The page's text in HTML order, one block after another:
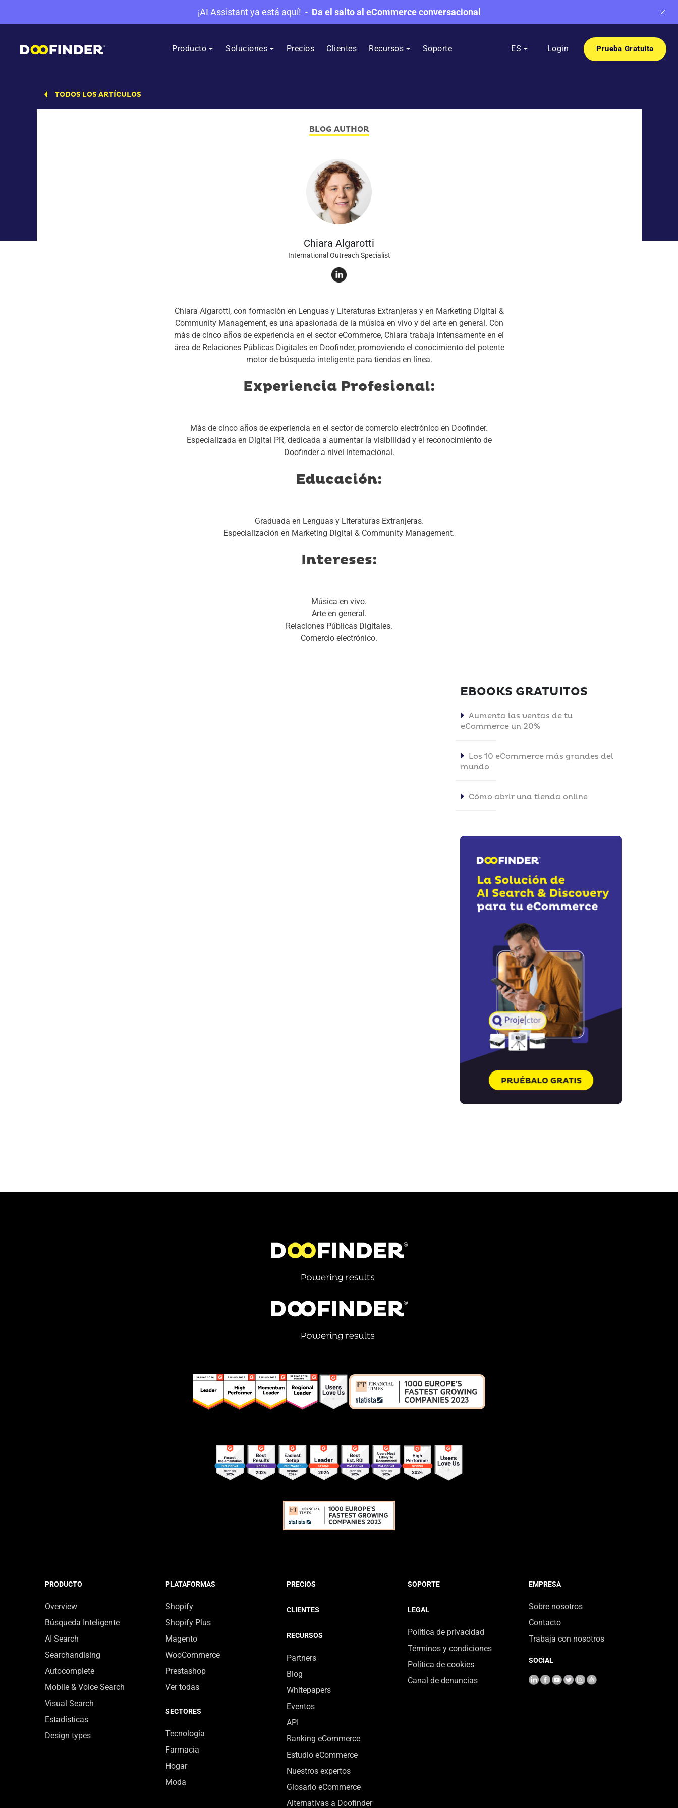
¡AI Assistant ya está aquí! - Da el salto al eCommerce conversacional
Producto Soluciones Precios Clientes Recursos Soporte ES Login Prueba Gratuita
TODOS LOS ARTÍCULOS
BLOG AUTHOR
Chiara Algarotti
International Outreach Specialist
Chiara Algarotti, con formación en Lenguas y Literaturas Extranjeras y en Marketing Digital &
Community Management, es una apasionada de la música en vivo y del arte en general. Con
más de cinco años de experiencia en el sector eCommerce, Chiara trabaja intensamente en el
área de Relaciones Públicas Digitales en Doofinder, promoviendo el conocimiento del potente
motor de búsqueda inteligente para tiendas en línea.
Experiencia Profesional:
Más de cinco años de experiencia en el sector de comercio electrónico en Doofinder.
Especializada en Digital PR, dedicada a aumentar la visibilidad y el reconocimiento de
Doofinder a nivel internacional.
Educación:
Graduada en Lenguas y Literaturas Extranjeras.
Especialización en Marketing Digital & Community Management.
Intereses:
Música en vivo.
Arte en general.
Relaciones Públicas Digitales.
Comercio electrónico.
EBOOKS GRATUITOS
Aumenta las ventas de tu
eCommerce un 20%
Los 10 eCommerce más grandes del
mundo
Cómo abrir una tienda online
PRODUCTO
Overview
Búsqueda Inteligente
AI Search
Searchandising
Autocomplete
Mobile & Voice Search
Visual Search
Estadísticas
Design types
PLATAFORMAS
Shopify
Shopify Plus
Magento
WooCommerce
Prestashop
Ver todas
SECTORES
Tecnología
Farmacia
Hogar
Moda
PRECIOS
CLIENTES
RECURSOS
Partners
Blog
Whitepapers
Eventos
API
Ranking eCommerce
Estudio eCommerce
Nuestros expertos
Glosario eCommerce
Alternativas a Doofinder
SOPORTE
LEGAL
Política de privacidad
Términos y condiciones
Política de cookies
Canal de denuncias
EMPRESA
Sobre nosotros
Contacto
Trabaja con nosotros
SOCIAL